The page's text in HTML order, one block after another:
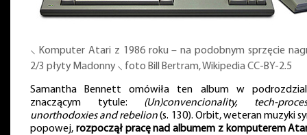
⸜ Komputer Atari z 1986 roku – na podobnym sprzęcie
2/3 płyty Madonny ⸜ foto Bill Bertram, Wikipedia CC-BY-2.5
Samantha Bennett omówiła ten album w
znaczącym tytule: (Un)convencionality, tech-
unorthodoxies and rebelion(s. 130). Orbit, weteran muzyki
popowej, rozpoczął pracę nad albumem z komputerem